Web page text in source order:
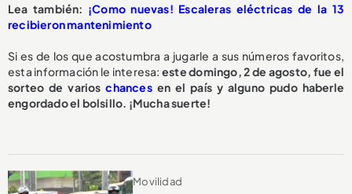
Lea también: ¡Como nuevas! Escaleras eléctricas de la 13
recibieron mantenimiento
Si es de los que acostumbra a jugarle a sus números favoritos,
esta información le interesa: este domingo, 2 de agosto, fue el
sorteo de varioschancesen el país y alguno pudo haberle
engordado el bolsillo. ¡Mucha suerte!
Movilidad